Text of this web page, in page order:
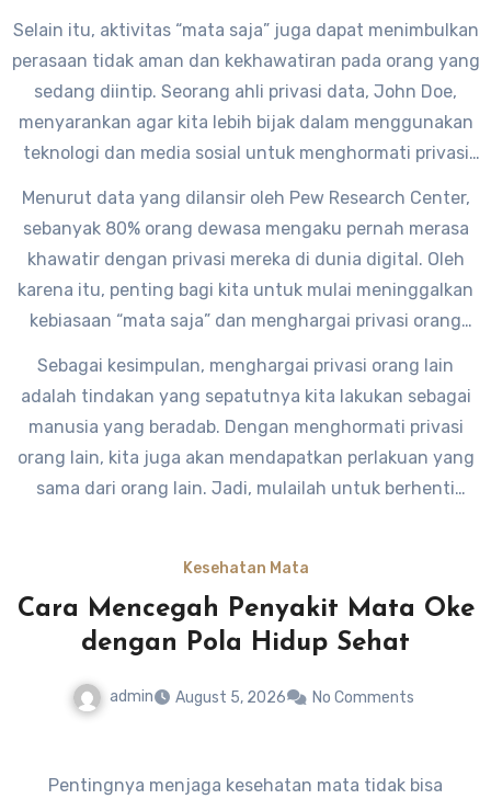
orang. Kita harus menghargai batas-batas pribadi orang
Selain itu, aktivitas “mata saja” juga dapat menimbulkan
perasaan tidak aman dan kekhawatiran pada orang yang
sedang diintip. Seorang ahli privasi data, John Doe,
menyarankan agar kita lebih bijak dalam menggunakan
teknologi dan media sosial untuk menghormati privasi
dalam menjaga hubungan antarindividu. Jangan sampai
tindakan kita merusak kepercayaan orang lain,”
Menurut data yang dilansir oleh Pew Research Center,
sebanyak 80% orang dewasa mengaku pernah merasa
khawatir dengan privasi mereka di dunia digital. Oleh
karena itu, penting bagi kita untuk mulai meninggalkan
kebiasaan “mata saja” dan menghargai privasi orang
bisa merasakan bagaimana rasanya jika privasi kita
diinvasi oleh orang lain.
Sebagai kesimpulan, menghargai privasi orang lain
adalah tindakan yang sepatutnya kita lakukan sebagai
manusia yang beradab. Dengan menghormati privasi
orang lain, kita juga akan mendapatkan perlakuan yang
sama dari orang lain. Jadi, mulailah untuk berhenti
Kesehatan Mata
Cara Mencegah Penyakit Mata Oke
dengan Pola Hidup Sehat
admin August 5, 2026 No Comments
Pentingnya menjaga kesehatan mata tidak bisa